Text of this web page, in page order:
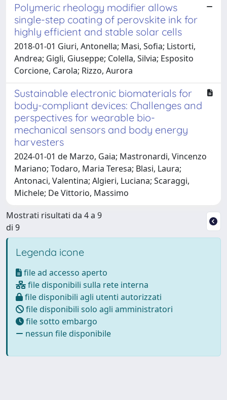
Polymeric rheology modifier allows
single-step coating of perovskite ink for
highly efficient and stable solar cells
2018-01-01 Giuri, Antonella; Masi, Sofia; Listorti,
Andrea; Gigli, Giuseppe; Colella, Silvia; Esposito
Corcione, Carola; Rizzo, Aurora
Sustainable electronic biomaterials for
body-compliant devices: Challenges and
perspectives for wearable bio-
mechanical sensors and body energy
harvesters
2024-01-01 de Marzo, Gaia; Mastronardi, Vincenzo
Mariano; Todaro, Maria Teresa; Blasi, Laura;
Antonaci, Valentina; Algieri, Luciana; Scaraggi,
Michele; De Vittorio, Massimo
Mostrati risultati da 4 a 9
di 9
Legenda icone
file ad accesso aperto
file disponibili sulla rete interna
file disponibili agli utenti autorizzati
file disponibili solo agli amministratori
file sotto embargo
nessun file disponibile